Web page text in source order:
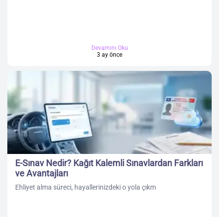
Devamını Oku
3 ay önce
E-Sınav Nedir? Kağıt Kalemli Sınavlardan Farkları
ve Avantajları
Ehliyet alma süreci, hayallerinizdeki o yola çıkm